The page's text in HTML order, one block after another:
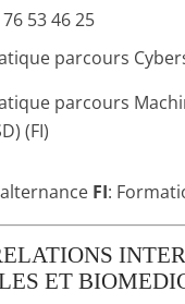
53 46 25
parcours
parcours
(FI)
FI:
ET